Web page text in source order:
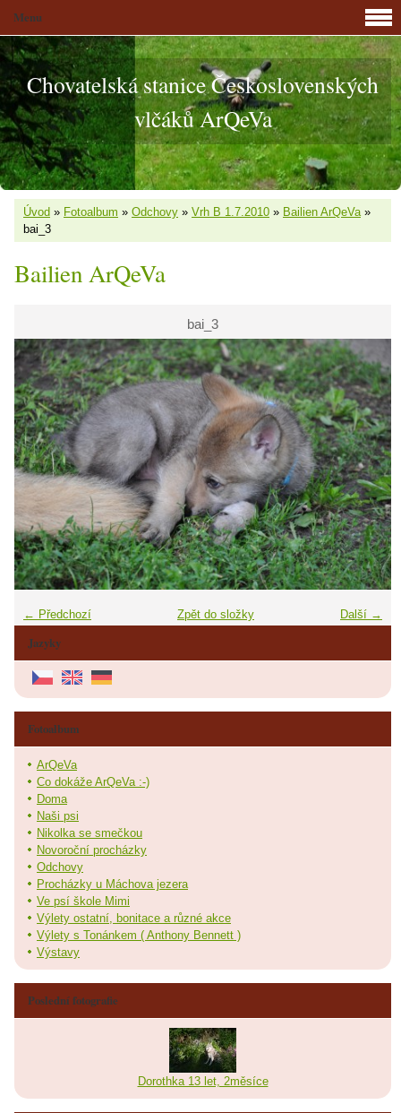
Chovatelská stanice Československých
vlčáků ArQeVa
Úvod » Fotoalbum » Odchovy » Vrh B 1.7.2010 » Bailien ArQeVa»
bai_3
Bailien ArQeVa
bai_3
← Předchozí Další →
Zpět do složky
Jazyky
Menu
Fotoalbum
ArQeVa
Co dokáže ArQeVa :-)
Doma
Naši psi
Nikolka se smečkou
Novoroční procházky
Odchovy
Procházky u Máchova jezera
Ve psí škole Mimi
Výlety ostatní, bonitace a různé akce
Výlety s Tonánkem ( Anthony Bennett )
Výstavy
Poslední fotografie
Dorothka 13 let, 2měsíce